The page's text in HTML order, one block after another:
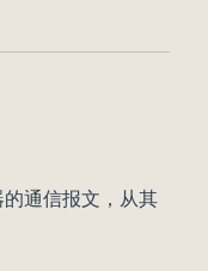
通信报文，从其